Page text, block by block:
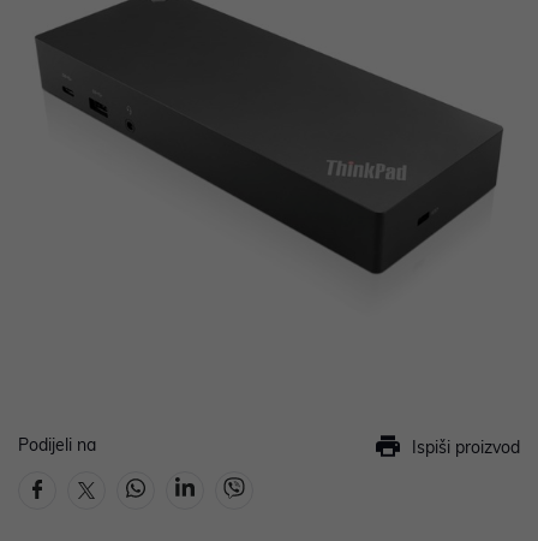
Podijeli na Ispiši proizvod